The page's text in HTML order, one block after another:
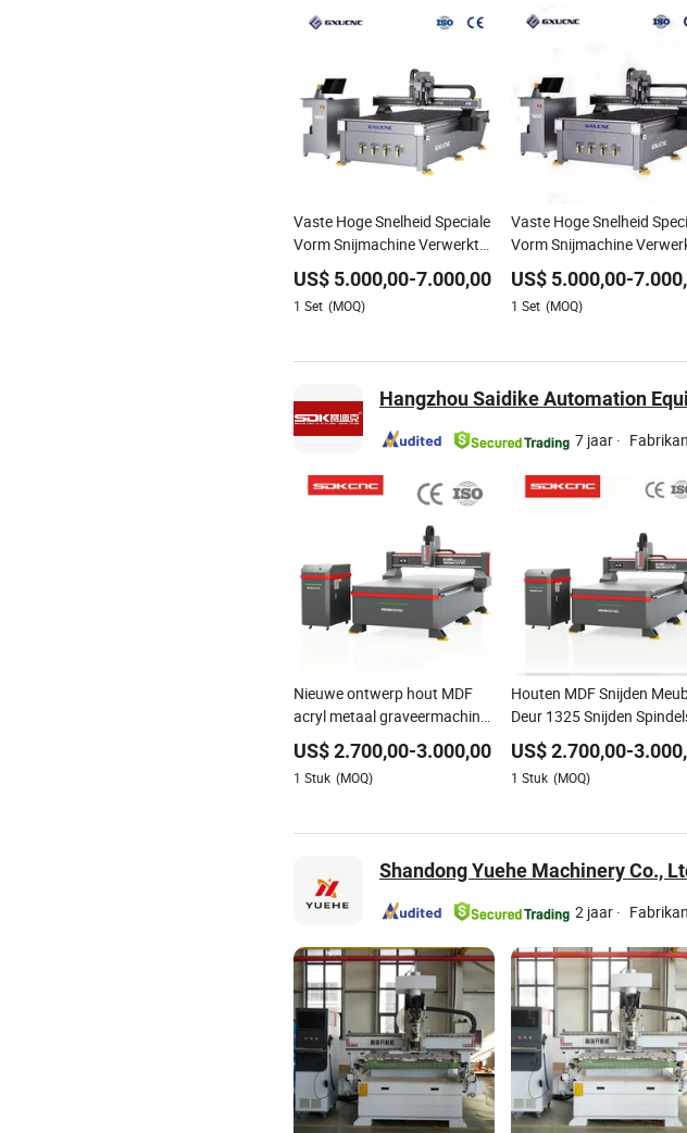
Vaste Hoge Snelheid Speciale
Vorm Snijmachine Verwerkt
Hout Supermarkt Display
Frames A6
US$ 5.000,00-7.000,00
1 Set (MOQ)
Vaste Hoge Snelheid
Vorm Snijmachine
Houten Kast Inlegwerk A6
US$ 5.000,00-
1 Set (MOQ)
Hangzhou Saidike Automation
7 jaar ·
Nieuwe ontwerp hout MDF
acryl metaal graveermachine
CNC-router voor meubels,
houten deuren maken,
reclame, houtbewerking, acryl
US$2.700,00-3.000,00
1 Stuk (MOQ)
Houten MDF Snijden
Deur 1325 Snijden
CNC Router Machine
US$2.700,00-
1 Stuk (MOQ)
Shandong Yuehe Machinery Co.,
2 jaar ·